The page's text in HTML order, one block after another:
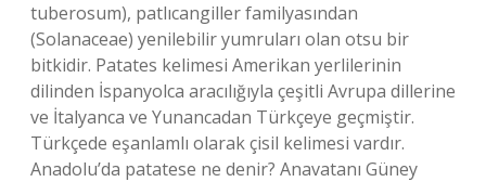
tuberosum), patlıcangiller familyasından
(Solanaceae) yenilebilir yumruları olan otsu bir
bitkidir. Patates kelimesi Amerikan yerlilerinin
dilinden İspanyolca aracılığıyla çeşitli Avrupa dillerine
ve İtalyanca ve Yunancadan Türkçeye geçmiştir.
Türkçede eşanlamlı olarak çisil kelimesi vardır.
Anadolu’da patatese ne denir? Anavatanı Güney